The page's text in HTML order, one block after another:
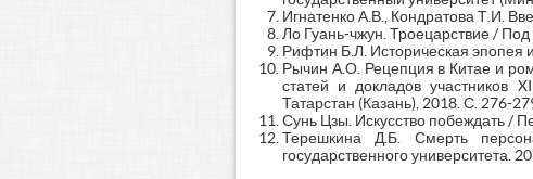
Игнатенко А.В., Кондратова Т.И.
Ло Гуань-чжун. Троецарствие /
Рифтин Б.Л. Историческая эпопея
Рычин А.О. Рецепция в Китае и
статей и докладов участников
Татарстан (Казань), 2018. С. 276-
Сунь Цзы. Искусство побеждать /
Терешкина Д.Б. Смерть
государственного университета.